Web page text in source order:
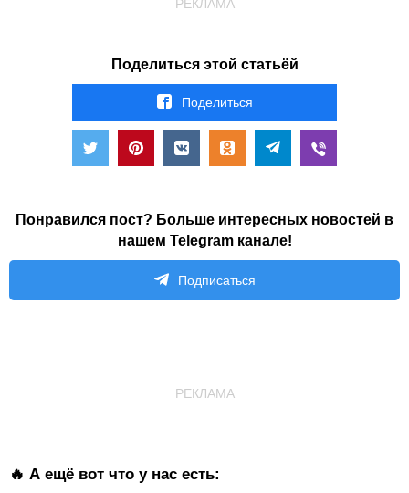
РЕКЛАМА
Поделиться этой статьёй
Поделиться
Понравился пост? Больше интересных новостей в
нашем Telegram канале!
Подписаться
РЕКЛАМА
🔥 А ещё вот что у нас есть: